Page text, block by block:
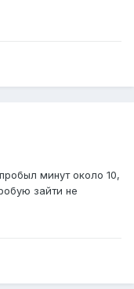
минут около 10,
зайти не